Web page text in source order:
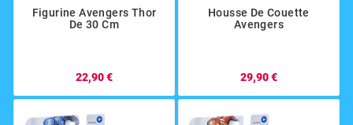
Figurine Avengers Thor
De 30 Cm
22,90 €
Housse De Couette
Avengers
29,90 €